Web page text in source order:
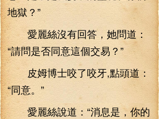
地獄？”
愛麗絲沒有回答，她問道：
“請問是否同意這個交易？”
皮姆博士咬了咬牙,點頭道：
“同意。”
愛麗絲說道：“消息是，你的